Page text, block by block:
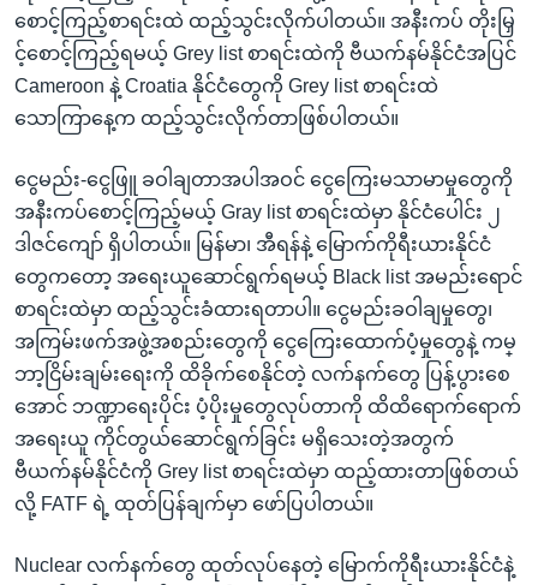
နေရာ
သို့
ကျော်
ရန်
စောင့်ကြည့်စာရင်းထဲ ထည့်သွင်းလိုက်ပါတယ်။ အနီးကပ် တိုးမြှ
င့်စောင့်ကြည့်ရမယ့် Grey list စာရင်းထဲကို ဗီယက်နမ်နိုင်ငံအပြင်
Cameroon နဲ့ Croatia နိုင်ငံတွေကို Grey list စာရင်းထဲ
သောကြာနေ့က ထည့်သွင်းလိုက်တာဖြစ်ပါတယ်။
ငွေမည်း-ငွေဖြူ ခဝါချတာအပါအဝင် ငွေကြေးမသာမာမှုတွေကို
အနီးကပ်စောင့်ကြည့်မယ့် Gray list စာရင်းထဲမှာ နိုင်ငံပေါင်း ၂
ဒါဇင်ကျော် ရှိပါတယ်။ မြန်မာ၊ အီရန်နဲ့ မြောက်ကိုရီးယားနိုင်ငံ
တွေကတော့ အရေးယူဆောင်ရွက်ရမယ့် Black list အမည်းရောင်
စာရင်းထဲမှာ ထည့်သွင်းခံထားရတာပါ။ ငွေမည်းခဝါချမှုတွေ၊
အကြမ်းဖက်အဖွဲ့အစည်းတွေကို ငွေကြေးထောက်ပံ့မှုတွေနဲ့ ကမ္
ဘာ့ငြိမ်းချမ်းရေးကို ထိခိုက်စေနိုင်တဲ့ လက်နက်တွေ ပြန့်ပွားစေ
အောင် ဘဏ္ဍာရေးပိုင်း ပံ့ပိုးမှုတွေလုပ်တာကို ထိထိရောက်ရောက်
အရေးယူ ကိုင်တွယ်ဆောင်ရွက်ခြင်း မရှိသေးတဲ့အတွက်
ဗီယက်နမ်နိုင်ငံကို Grey list စာရင်းထဲမှာ ထည့်ထားတာဖြစ်တယ်
လို့ FATF ရဲ့ ထုတ်ပြန်ချက်မှာ ဖော်ပြပါတယ်။
Nuclear လက်နက်တွေ ထုတ်လုပ်နေတဲ့ မြောက်ကိုရီးယားနိုင်ငံနဲ့